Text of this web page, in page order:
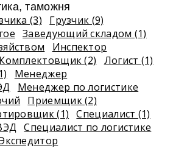
таможня
(3)
Грузчик (9)
Заведующий складом (1)
Инспектор
Комплектовщик (2)
Логист (1)
Менеджер
Менеджер по логистике
Приемщик (2)
(1)
Специалист (1)
Специалист по логистике